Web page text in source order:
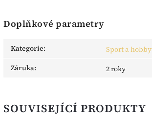
Doplňkové parametry
Kategorie:
Sport a hobby
Záruka: 2 roky
SOUVISEJÍCÍ PRODUKTY